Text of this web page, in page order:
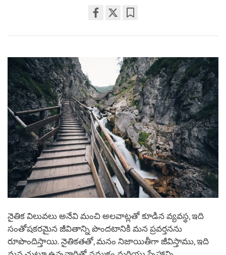
on
నైతిక విలువలు అనేవి మంచి అలవాట్లతో కూడిన వ్యవస్థ, ఇది
సంతోషకరమైన జీవితాన్ని పొందటానికి మన ప్రవర్తనను
రూపొందిస్తాయి. నైతికతతో, మనం నిజాయితీగా జీవిస్తాము, ఇది